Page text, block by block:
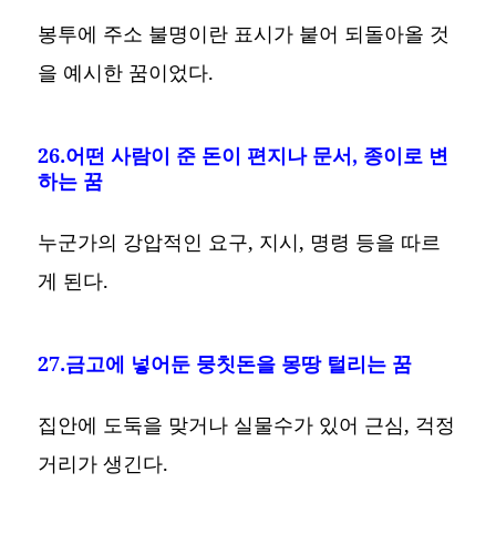
봉투에 주소 불명이란 표시가 붙어 되돌아올 것
을 예시한 꿈이었다.
26.어떤 사람이 준 돈이 편지나 문서, 종이로 변
하는 꿈
누군가의 강압적인 요구, 지시, 명령 등을 따르
게 된다.
27.금고에 넣어둔 뭉칫돈을 몽땅 털리는 꿈
집안에 도둑을 맞거나 실물수가 있어 근심, 걱정
거리가 생긴다.